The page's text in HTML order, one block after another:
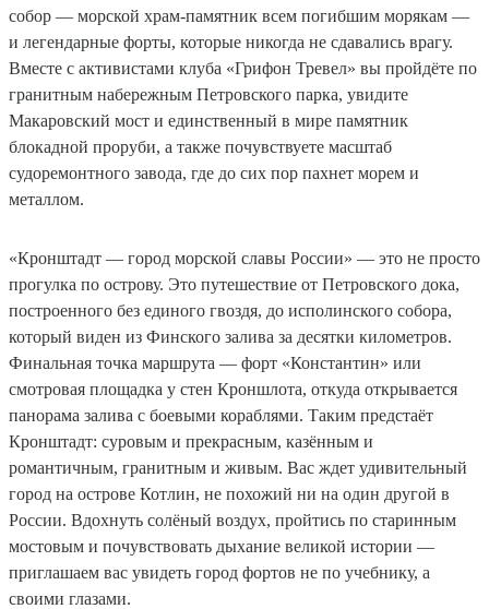
собор — морской храм-памятник всем погибшим морякам —
и легендарные форты, которые никогда не сдавались врагу.
Вместе с активистами клуба «Грифон Тревел» вы пройдёте по
гранитным набережным Петровского парка, увидите
Макаровский мост и единственный в мире памятник
блокадной проруби, а также почувствуете масштаб
судоремонтного завода, где до сих пор пахнет морем и
металлом.
«Кронштадт — город морской славы России» — это не просто
прогулка по острову. Это путешествие от Петровского дока,
построенного без единого гвоздя, до исполинского собора,
который виден из Финского залива за десятки километров.
Финальная точка маршрута — форт «Константин» или
смотровая площадка у стен Кроншлота, откуда открывается
панорама залива с боевыми кораблями. Таким предстаёт
Кронштадт: суровым и прекрасным, казённым и
романтичным, гранитным и живым. Вас ждет удивительный
город на острове Котлин, не похожий ни на один другой в
России. Вдохнуть солёный воздух, пройтись по старинным
мостовым и почувствовать дыхание великой истории —
приглашаем вас увидеть город фортов не по учебнику, а
своими глазами.